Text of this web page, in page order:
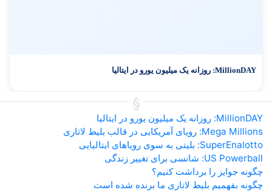
MillionDAY: روزانه یک میلیون یورو در ایتالیا
MillionDAY: روزانه یک میلیون یورو در ایتالیا
Mega Millions: رویای آمریکایی در قالب بلیط لاتاری
SuperEnalotto: بلیتی به سوی رویاهای ایتالیایی
US Powerball: شانسی برای تغییر زندگی
چگونه جوایز را برداشت کنیم؟
چگونه بفهمیم بلیط لاتاری ما برنده شده است